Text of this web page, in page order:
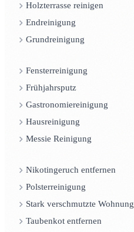
Holzterrasse reinigen
Endreinigung
Grundreinigung
Fensterreinigung
Frühjahrsputz
Gastronomiereinigung
Hausreinigung
Messie Reinigung
Nikotingeruch entfernen
Polsterreinigung
Stark verschmutzte Wohnung
Taubenkot entfernen